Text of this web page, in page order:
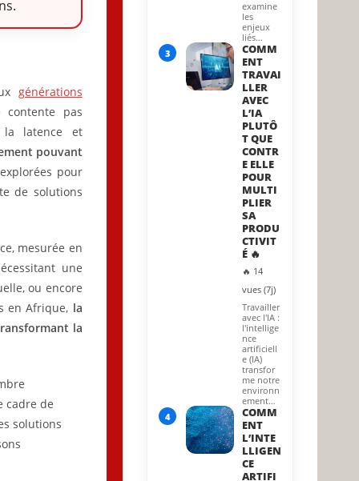
générations
pas
la latence et
pouvant
pour
de solutions
mesurée en
une
ou encore
en Afrique, la
la
cadre de
solutions
examine
les
enjeux
liés…
3
COMM
ENT
TRAVAI
LLER
AVEC
L’IA
PLUTÔ
T QUE
CONTR
E ELLE
POUR
MULTI
PLIER
SA
PRODU
CTIVIT
É 🔥
🔥 14
vues (7j)
Travailler
avec l'IA :
l'intellige
nce
artificiell
e (IA)
transfor
me notre
environn
ement…
4
COMM
ENT
L’INTE
LLIGEN
CE
ARTIFI